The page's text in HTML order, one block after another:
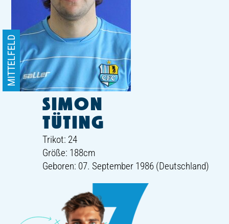
SIMON
TÜTING
MITTELFELD
Trikot: 24
Größe: 188cm
Geboren: 07. September 1986 (Deutschland)